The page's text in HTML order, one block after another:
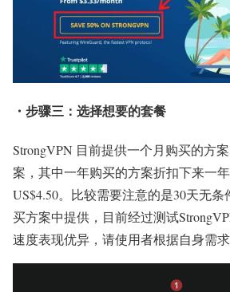
・步骤三：选择想要的套餐
StrongVPN 目前提供一个月购买的方
案，其中一年购买的方案折扣下来一
US$4.50。比较需要注意的是30天无
买方案中提供，目前经过测试
速度表现优异，请使用者根据自身需求